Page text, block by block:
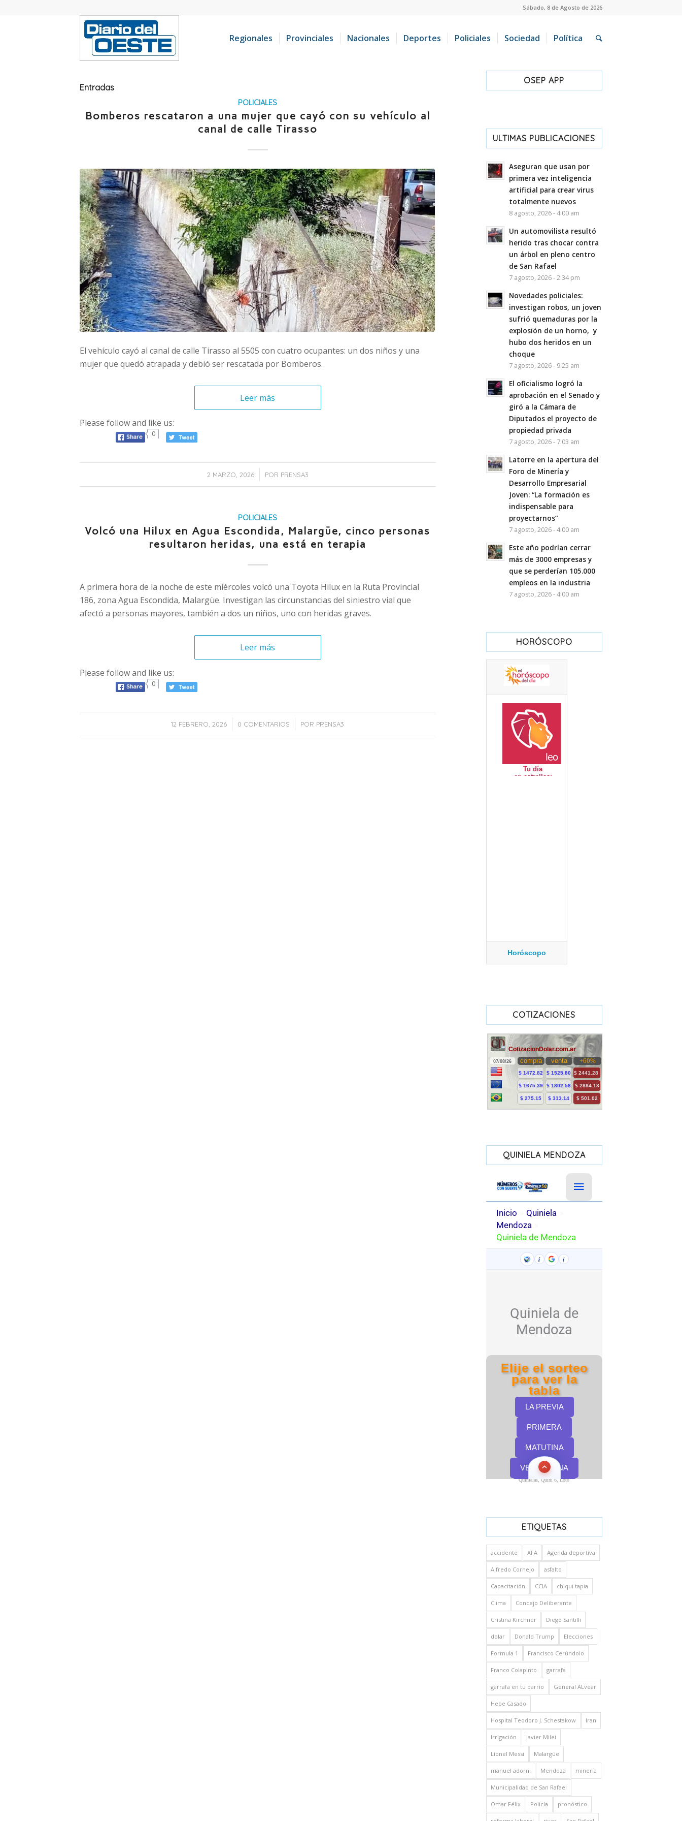
Sábado, 8 de Agosto de 2026
Regionales Provinciales Nacionales Deportes Policiales Sociedad Política
Entradas
POLICIALES
Bomberos rescataron a una mujer que cayó con su vehículo al
canal de calle Tirasso
El vehículo cayó al canal de calle Tirasso al 5505 con cuatro ocupantes: un dos niños y una
mujer que quedó atrapada y debió ser rescatada por Bomberos.
Leer más
Please follow and like us:
0
2 MARZO, 2026
/ POR PRENSA3
POLICIALES
Volcó una Hilux en Agua Escondida, Malargüe, cinco personas
resultaron heridas, una está en terapia
A primera hora de la noche de este miércoles volcó una Toyota Hilux en la Ruta Provincial
186, zona Agua Escondida, Malargüe. Investigan las circunstancias del siniestro vial que
afectó a personas mayores, también a dos un niños, uno con heridas graves.
Leer más
Please follow and like us:
0
12 FEBRERO, 2026
/ 0 COMENTARIOS
/ POR PRENSA3
OSEP APP
ULTIMAS PUBLICACIONES
Aseguran que usan por
primera vez inteligencia
artificial para crear virus
totalmente nuevos
8 agosto, 2026 - 4:00 am
Un automovilista resultó
herido tras chocar contra
un árbol en pleno centro
de San Rafael
7 agosto, 2026 - 2:34 pm
Novedades policiales:
investigan robos, un joven
sufrió quemaduras por la
explosión de un horno, y
hubo dos heridos en un
choque
7 agosto, 2026 - 9:25 am
El oficialismo logró la
aprobación en el Senado y
giró a la Cámara de
Diputados el proyecto de
propiedad privada
7 agosto, 2026 - 7:03 am
Latorre en la apertura del
Foro de Minería y
Desarrollo Empresarial
Joven: “La formación es
indispensable para
proyectarnos”
7 agosto, 2026 - 4:00 am
Este año podrían cerrar
más de 3000 empresas y
que se perderían 105.000
empleos en la industria
7 agosto, 2026 - 4:00 am
HORÓSCOPO
Horóscopo
COTIZACIONES
QUINIELA MENDOZA
Quinielas, Quini 6, Loto
ETIQUETAS
accidente AFA Agenda deportiva
Alfredo Cornejo asfalto
Capacitación CCIA chiqui tapia
Clima Concejo Deliberante
Cristina Kirchner Diego Santilli
dolar Donald Trump Elecciones
Formula 1 Francisco Cerúndolo
Franco Colapinto garrafa
garrafa en tu barrio General ALvear
Hebe Casado
Hospital Teodoro J. Schestakow Iran
Irrigación Javier Milei
Lionel Messi Malargüe
manuel adorni Mendoza minería
Municipalidad de San Rafael
Omar Félix Policía pronóstico